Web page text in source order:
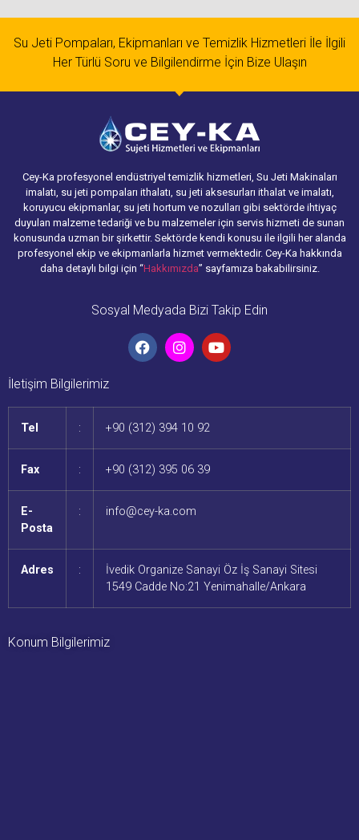
Su Jeti Pompaları, Ekipmanları ve Temizlik Hizmetleri İle İlgili
Her Türlü Soru ve Bilgilendirme İçin Bize Ulaşın
Cey-Ka profesyonel endüstriyel temizlik hizmetleri, Su Jeti Makinaları
imalatı, su jeti pompaları ithalatı, su jeti aksesurları ithalat ve imalatı,
koruyucu ekipmanlar, su jeti hortum ve nozulları gibi sektörde ihtiyaç
duyulan malzeme tedariği ve bu malzemeler için servis hizmeti de sunan
konusunda uzman bir şirkettir. Sektörde kendi konusu ile ilgili her alanda
profesyonel ekip ve ekipmanlarla hizmet vermektedir. Cey-Ka hakkında
daha detaylı bilgi için “Hakkımızda” sayfamıza bakabilirsiniz.
Sosyal Medyada Bizi Takip Edin
İletişim Bilgilerimiz
Tel : +90 (312) 394 10 92
Fax : +90 (312) 395 06 39
E-
Posta
: info@cey-ka.com
Adres :
İvedik Organize Sanayi Öz İş Sanayi Sitesi
1549 Cadde No:21 Yenimahalle/Ankara
Konum Bilgilerimiz